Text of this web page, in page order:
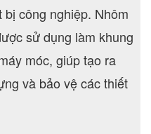
công nghiệp. Nhôm
sử dụng làm khung
móc, giúp tạo ra
và bảo vệ các thiết